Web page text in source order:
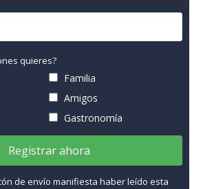
quieres?
Familia
Amigos
Gastronomía
Registrar ahora
de envío manifiesta haber leído esta